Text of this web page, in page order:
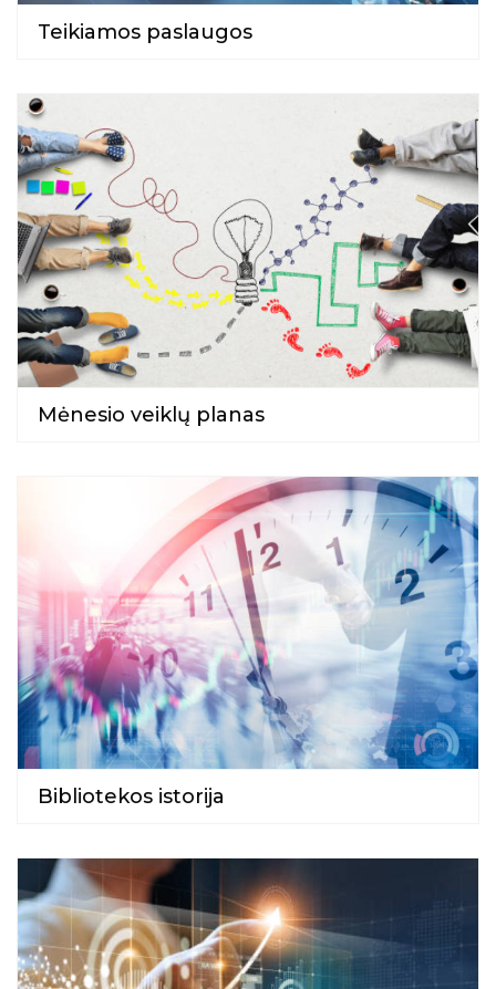
Kraštotyrinės virtualios parodos
Edukacijos vaikams
Būreliai ir klubai
Sensorinis kambarys
Virtualios edukacijos
Renginių transliacijos
Vaizdo įrašai
Bibliotekos
Teikiamos paslaugos
Mėnesio veiklų planas
Bibliotekos istorija